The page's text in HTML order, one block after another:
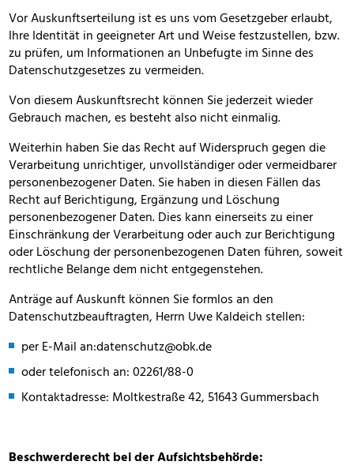
Vor Auskunftserteilung ist es uns vom Gesetzgeber erlaubt,
Ihre Identität in geeigneter Art und Weise festzustellen, bzw.
zu prüfen, um Informationen an Unbefugte im Sinne des
Datenschutzgesetzes zu vermeiden.
Von diesem Auskunftsrecht können Sie jederzeit wieder
Gebrauch machen, es besteht also nicht einmalig.
Weiterhin haben Sie das Recht auf Widerspruch gegen die
Verarbeitung unrichtiger, unvollständiger oder vermeidbarer
personenbezogener Daten. Sie haben in diesen Fällen das
Recht auf Berichtigung, Ergänzung und Löschung
personenbezogener Daten. Dies kann einerseits zu einer
Einschränkung der Verarbeitung oder auch zur Berichtigung
oder Löschung der personenbezogenen Daten führen, soweit
rechtliche Belange dem nicht entgegenstehen.
Anträge auf Auskunft können Sie formlos an den
Datenschutzbeauftragten, Herrn Uwe Kaldeich stellen:
per E-Mail an:datenschutz@obk.de
oder telefonisch an: 02261/88-0
Kontaktadresse: Moltkestraße 42, 51643 Gummersbach
Beschwerderecht bei der Aufsichtsbehörde: